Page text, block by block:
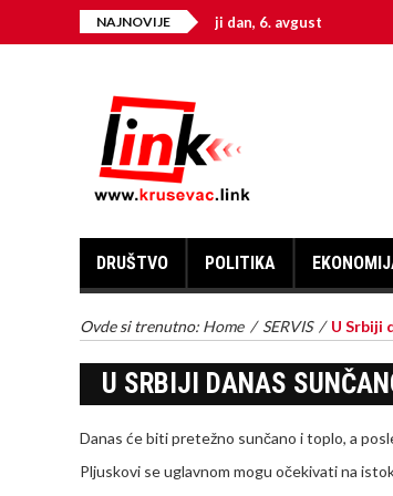
NAJNOVIJE
Na današnji dan, 6. avgust
DRUŠTVO POLITIKA
Ovde si trenutno: Home / SERVIS / U Srbiji
U SRBIJI DANAS
Danas će biti pretežno sunčano i toplo, a
Pljuskovi se uglavnom mogu očekivati na